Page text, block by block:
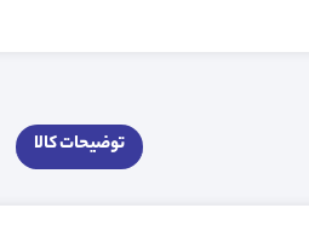
توضیحات کالا